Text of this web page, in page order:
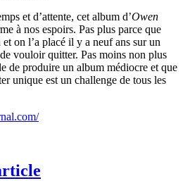
et d’attente, cet album d’Owen
à nos espoirs. Pas plus parce que
et on l’a placé il y a neuf ans sur un
vouloir quitter. Pas moins non plus
de produire un album médiocre et que
unique est un challenge de tous les